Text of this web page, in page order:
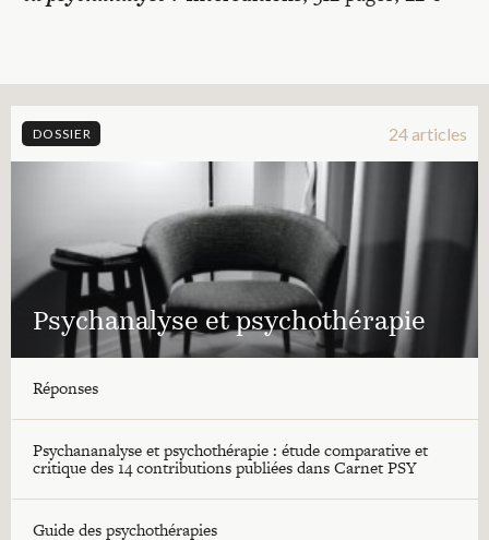
DOSSIER 24 articles
Psychanalyse et psychothérapie
Réponses
Psychananalyse et psychothérapie : étude comparative et
critique des 14 contributions publiées dans Carnet PSY
Guide des psychothérapies